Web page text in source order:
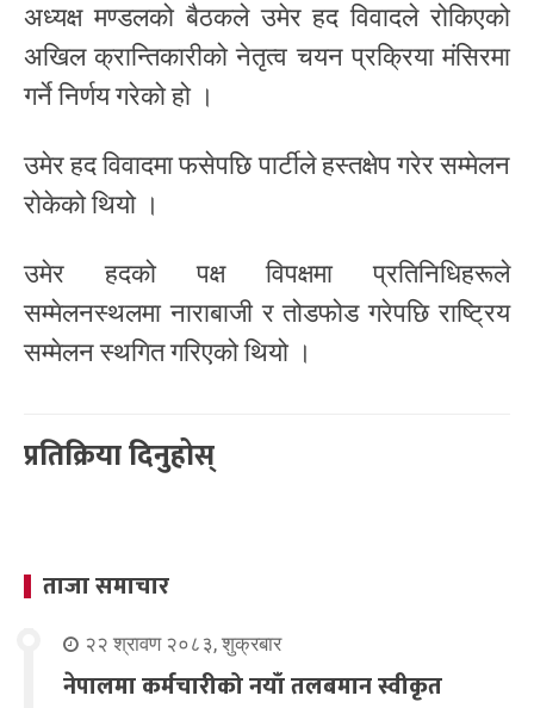
अध्यक्ष मण्डलको बैठकले उमेर हद विवादले रोकिएको
अखिल क्रान्तिकारीको नेतृत्व चयन प्रक्रिया मंसिरमा
गर्ने निर्णय गरेको हो ।
उमेर हद विवादमा फसेपछि पार्टीले हस्तक्षेप गरेर सम्मेलन
रोकेको थियो ।
उमेर हदको पक्ष विपक्षमा प्रतिनिधिहरूले
सम्मेलनस्थलमा नाराबाजी र तोडफोड गरेपछि राष्ट्रिय
सम्मेलन स्थगित गरिएको थियो ।
प्रतिक्रिया दिनुहोस्
ताजा समाचार
२२ श्रावण २०८३, शुक्रबार
नेपालमा कर्मचारीको नयाँ तलबमान स्वीकृत